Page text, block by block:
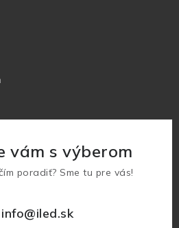
vám s výberom
poradiť? Sme tu pre vás!
info@iled.sk